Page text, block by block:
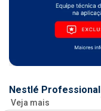
Nestlé Professional
Veja mais